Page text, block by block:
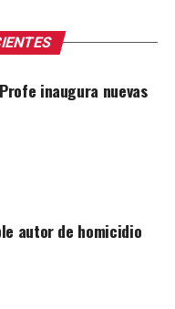
inaugura nuevas
autor de homicidio